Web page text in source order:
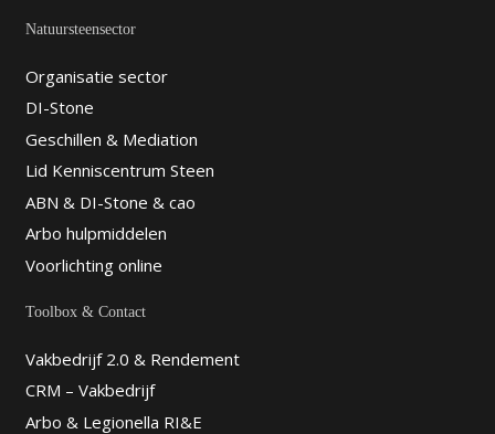
Natuursteensector
Organisatie sector
DI-Stone
Geschillen & Mediation
Lid Kenniscentrum Steen
ABN & DI-Stone & cao
Arbo hulpmiddelen
Voorlichting online
Toolbox & Contact
Vakbedrijf 2.0 & Rendement
CRM – Vakbedrijf
Arbo & Legionella RI&E